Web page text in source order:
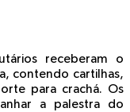
receberam o
contendo cartilhas,
para crachá. Os
a palestra do